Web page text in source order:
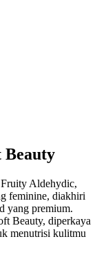
Beauty
Aldehydic,
feminine, diakhiri
yang premium.
Beauty, diperkaya
menutrisi kulitmu